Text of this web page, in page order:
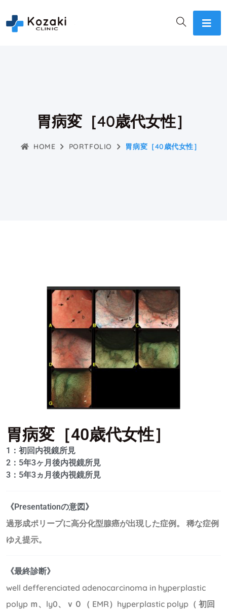
胃病変［40歳代女性］
HOME PORTFOLIO 胃病変［40歳代女性］
胃病変［40歳代女性］
1：初回内視鏡所見
2：5年3ヶ月後内視鏡所見
3：5年3ヵ月後内視鏡所見
《Presentationの意図》
過形成ポリープに高分化型腺癌が出現した症例。 稀な症例
ゆえ提示。
《最終診断》
well defferenciated adenocarcinoma in hyperplastic
polyp ｍ、ly0、ｖ０（ EMR）hyperplastic polyp（ 初回